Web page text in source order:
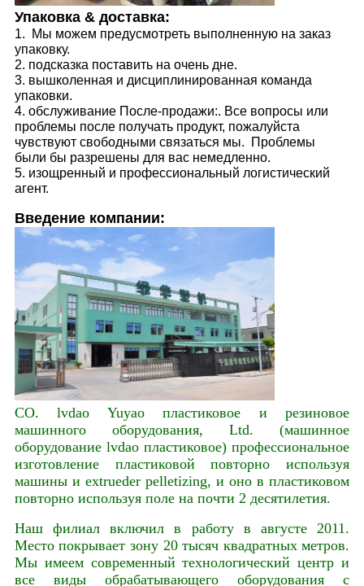
Упаковка & доставка:
1. Мы можем предусмотреть выполненную на заказ
упаковку.
2. подсказка поставить на очень дне.
3. вышколенная и дисциплинированная команда
упаковки.
4. обслуживание После-продажи:. Все вопросы или
проблемы после получать продукт, пожалуйста
чувствуют свободными связаться мы. Проблемы
были бы разрешены для вас немедленно.
5. изощренный и профессиональный логистический
агент.
Введение компании:
CO. lvdao Yuyao пластиковое и резиновое
машинного оборудования, Ltd. (машинное
оборудование lvdao пластиковое) профессиональное
изготовление пластиковой повторно используя
машины и extrueder pelletizing, и оно в пластиковом
повторно используя поле на почти 2 десятилетия.
Наш филиал включил в работу в августе 2011.
Место покрывает зону 20 тысяч квадратных метров.
Мы имеем современный технологический центр и
все виды обрабатывающего оборудования с